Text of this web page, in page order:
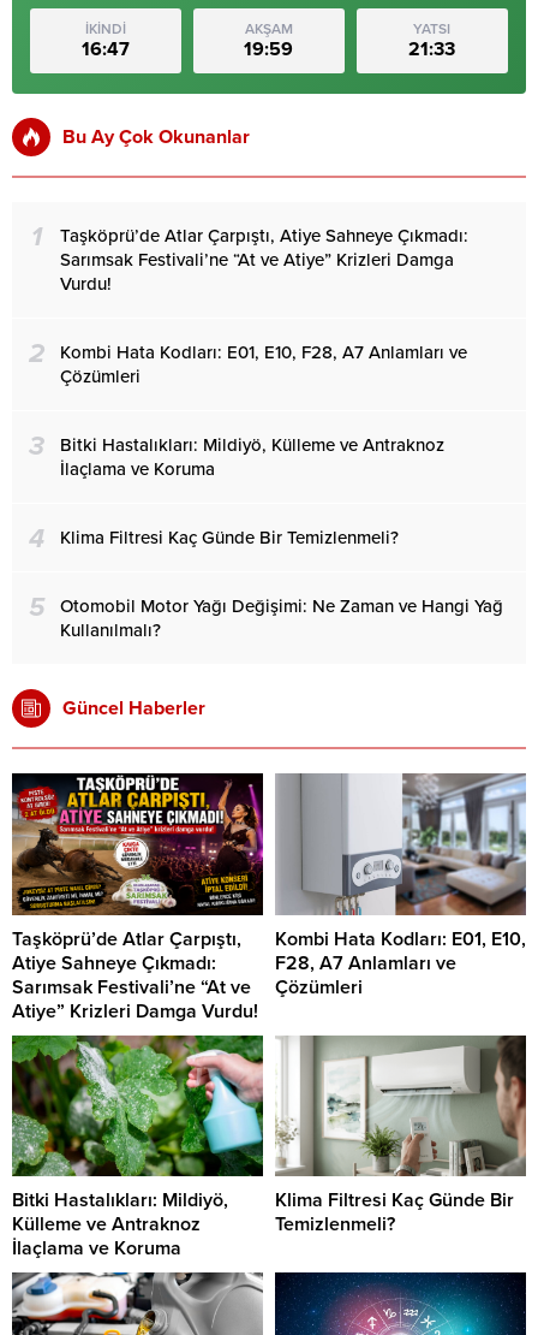
İKİNDİ
16:47
AKŞAM
19:59
YATSI
21:33
Bu Ay Çok Okunanlar
1
Taşköprü’de Atlar Çarpıştı, Atiye Sahneye Çıkmadı:
Sarımsak Festivali’ne “At ve Atiye” Krizleri Damga
Vurdu!
2
Kombi Hata Kodları: E01, E10, F28, A7 Anlamları ve
Çözümleri
3
Bitki Hastalıkları: Mildiyö, Külleme ve Antraknoz
İlaçlama ve Koruma
4 Klima Filtresi Kaç Günde Bir Temizlenmeli?
5
Otomobil Motor Yağı Değişimi: Ne Zaman ve Hangi Yağ
Kullanılmalı?
Güncel Haberler
Taşköprü’de Atlar Çarpıştı,
Atiye Sahneye Çıkmadı:
Sarımsak Festivali’ne “At ve
Atiye” Krizleri Damga Vurdu!
Kombi Hata Kodları: E01, E10,
F28, A7 Anlamları ve
Çözümleri
Bitki Hastalıkları: Mildiyö,
Külleme ve Antraknoz
İlaçlama ve Koruma
Klima Filtresi Kaç Günde Bir
Temizlenmeli?